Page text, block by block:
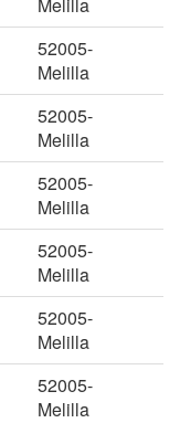
52005-
Melilla
52005-
Melilla
52005-
Melilla
52005-
Melilla
52005-
Melilla
52005-
Melilla